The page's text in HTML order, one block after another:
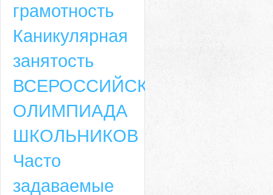
грамотность
Каникулярная
занятость
ВСЕРОССИЙСКАЯ
ОЛИМПИАДА
ШКОЛЬНИКОВ
Часто
задаваемые